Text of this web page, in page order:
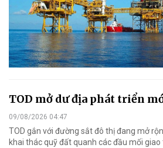
TOD mở dư địa phát triển
09/08/2026 04:47
TOD gắn với đường sắt đô thị đang mở
khai thác quỹ đất quanh các đầu mối